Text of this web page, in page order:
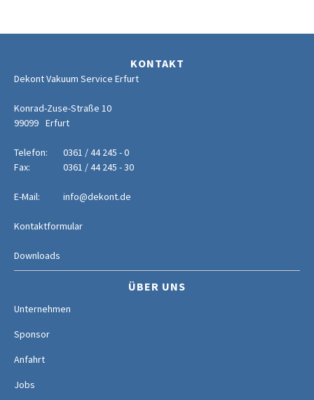
KONTAKT
Dekont Vakuum Service Erfurt
Konrad-Zuse-Straße 10
99099 Erfurt
Telefon:
0361 / 44 245 - 0
Fax:
0361 / 44 245 - 30
E-Mail: info@dekont.de
Kontaktformular
Downloads
ÜBER UNS
Unternehmen
Sponsor
Anfahrt
Jobs